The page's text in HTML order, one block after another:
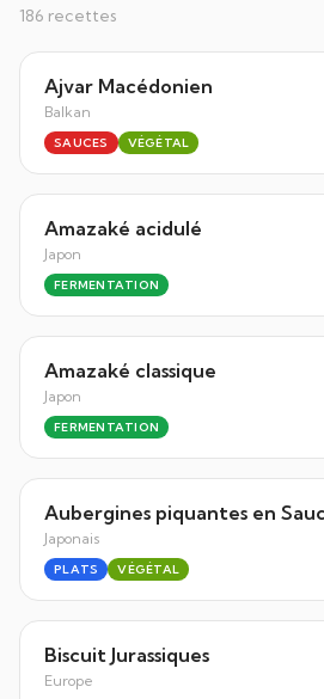
186 recettes
Ajvar Macédonien
Balkan
SAUCES VÉGÉTAL
Amazaké acidulé
Japon
FERMENTATION
Amazaké classique
Japon
FERMENTATION
Aubergines piquantes en
Japonais
PLATS VÉGÉTAL
Biscuit Jurassiques
Europe